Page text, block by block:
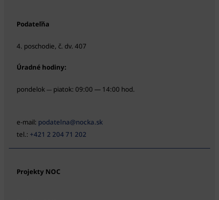
Podateľňa
4. poschodie, č. dv. 407
Úradné hodiny:
pondelok — piatok: 09:00 — 14:00 hod.
e-mail: podatelna@nocka.sk
tel.: +421 2 204 71 202
Projekty NOC